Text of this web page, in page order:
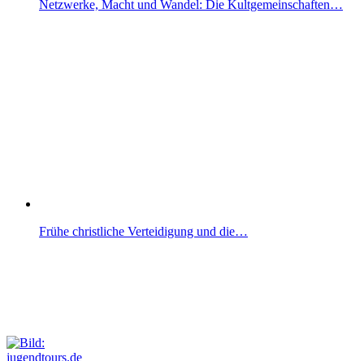
Netzwerke, Macht und Wandel: Die Kultgemeinschaften…
Frühe christliche Verteidigung und die…